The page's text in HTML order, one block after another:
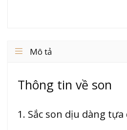
Mô tả
Thông tin về son
1. Sắc son dịu dàng tựa